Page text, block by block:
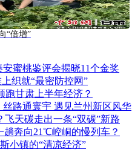
“倍增”
安蜜桃鉴评会揭晓11个金奖
织就“最密防控网”
跑甘肃上半年经济？
丝路通寰宇 遇见兰州新区风华
天碳走出一条“双碳”新路
奔向21℃崆峒的慢列车？
小镇的“清凉经济”